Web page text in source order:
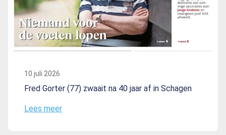
10 juli 2026
Fred Gorter (77) zwaait na 40 jaar af in Schagen
Lees meer